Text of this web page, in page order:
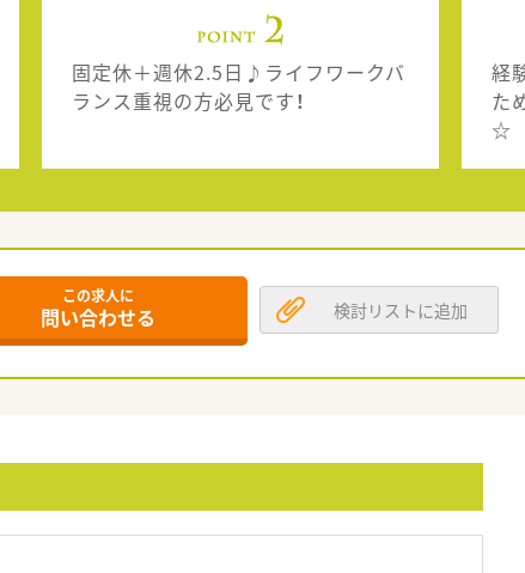
固定休＋週休2.5日♪ライフワークバ
ランス重視の方必見です！
経
た
☆
この求人に
問い合わせる 検討リストに追加